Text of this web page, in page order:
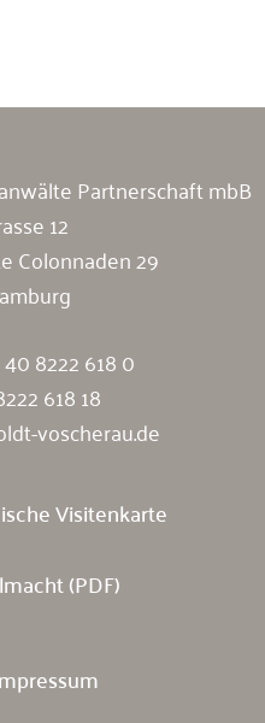
Partnerschaft mbB
12
Colonnaden 29
8222 618 0
618 18
voscherau.de
Visitenkarte
(PDF)